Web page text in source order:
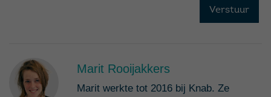
Marit Rooijakkers
Marit werkte tot 2016 bij Knab. Ze